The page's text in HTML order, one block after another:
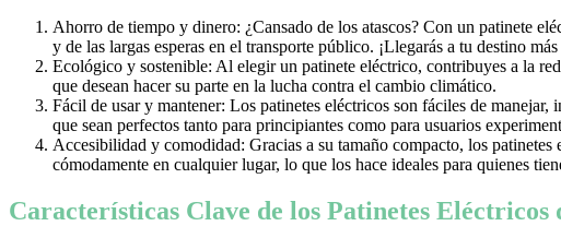
Ahorro de tiempo y dinero: ¿Cansado de los atascos? Con un patinete
y de las largas esperas en el transporte público. ¡Llegarás a tu destino
Ecológico y sostenible: Al elegir un patinete eléctrico, contribuyes a la
que desean hacer su parte en la lucha contra el cambio climático.
Fácil de usar y mantener: Los patinetes eléctricos son fáciles de
que sean perfectos tanto para principiantes como para usuarios
Accesibilidad y comodidad: Gracias a su tamaño compacto, los
cómodamente en cualquier lugar, lo que los hace ideales para quienes
Características Clave de los Patinetes Eléctricos